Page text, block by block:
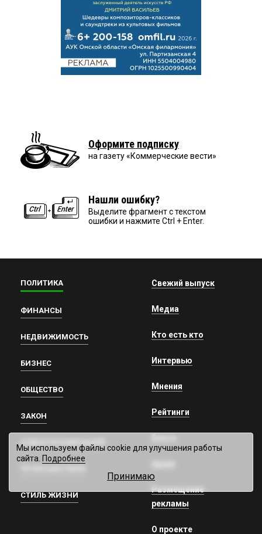
Оформите подписку
на газету «Коммерческие вести»
Нашли ошибку?
Выделите фрагмент с текстом
ошибки и нажмите Ctrl + Enter.
ПОЛИТИКА
ФИНАНСЫ
НЕДВИЖИМОСТЬ
БИЗНЕС
ОБЩЕСТВО
ЗАКОН
НОВОСТИ КОМПАНИЙ
СТИЛЬ ЖИЗНИ
Свежий выпуск
Медиа
Кто есть кто
Интервью
Мнения
Рейтинги
Размещение
рекламы
О проекте
Мы используем файлы cookie для улучшения работы
сайта. Подробнее
Принимаю